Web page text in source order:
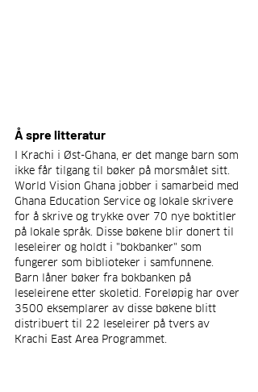
Å spre litteratur
I Krachi i Øst-Ghana, er det mange barn som
ikke får tilgang til bøker på morsmålet sitt.
World Vision Ghana jobber i samarbeid med
Ghana Education Service og lokale skrivere
for å skrive og trykke over 70 nye boktitler
på lokale språk. Disse bøkene blir donert til
leseleirer og holdt i "bokbanker" som
fungerer som biblioteker i samfunnene.
Barn låner bøker fra bokbanken på
leseleirene etter skoletid. Foreløpig har over
3500 eksemplarer av disse bøkene blitt
distribuert til 22 leseleirer på tvers av
Krachi East Area Programmet.